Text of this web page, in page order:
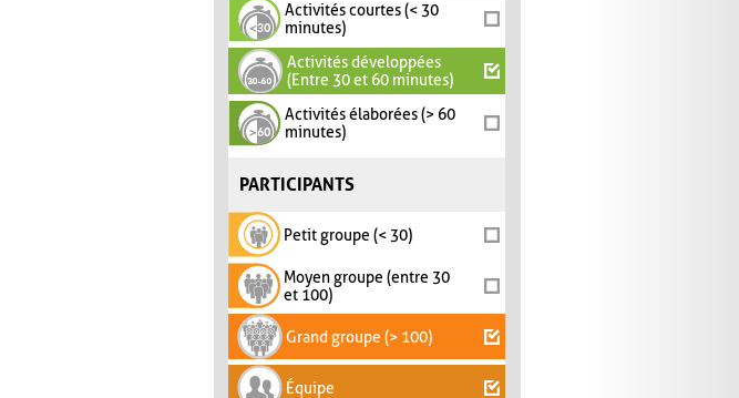
Activités courtes (< 30
minutes)
Activités développées
(Entre 30 et 60 minutes)
Activités élaborées (> 60
minutes)
PARTICIPANTS
Petit groupe (< 30)
Moyen groupe (entre 30
et 100)
Grand groupe (> 100)
Équipe